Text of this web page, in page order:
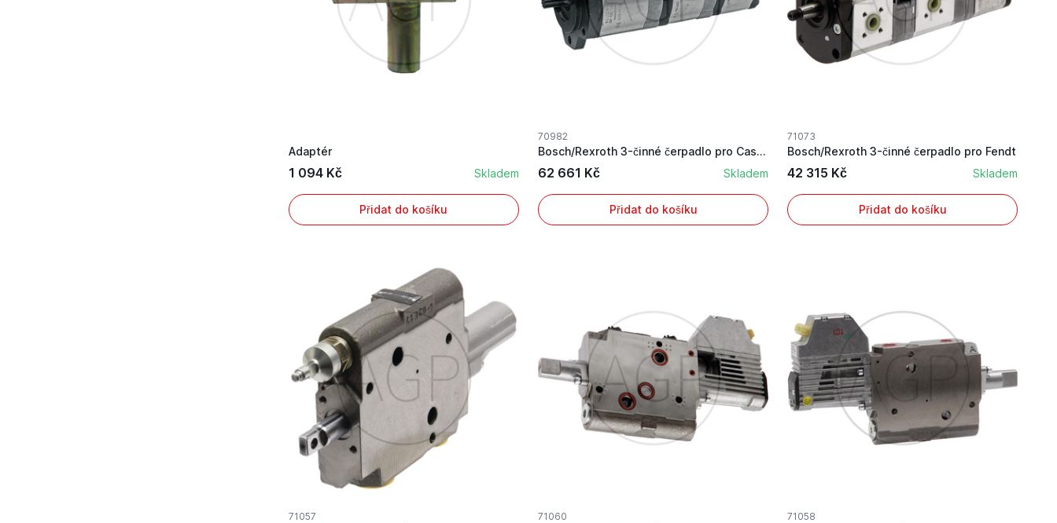
Adaptér
1 094 Kč Skladem
Přidat do košíku
70982
Bosch/Rexroth 3-činné čerpadlo pro Case IH s vý...
62 661 Kč Skladem
Přidat do košíku
71073
Bosch/Rexroth 3-činné čerpadlo pro Fendt
42 315 Kč Skladem
Přidat do košíku
71057 71060 71058